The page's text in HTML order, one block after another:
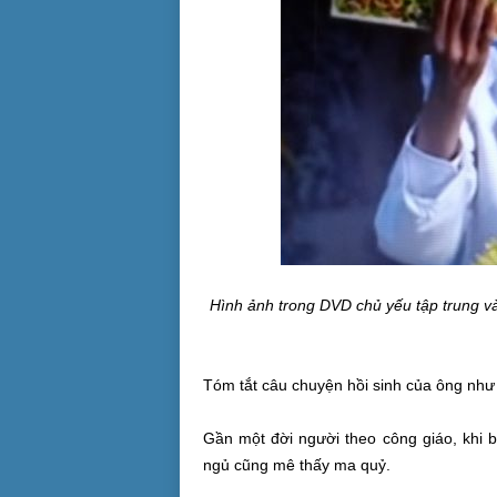
Hình ảnh trong DVD chủ yếu tập trung
Tóm tắt câu chuyện hồi sinh của ông
Gần một đời người theo công giáo, khi
ngủ cũng mê thấy ma quỷ.